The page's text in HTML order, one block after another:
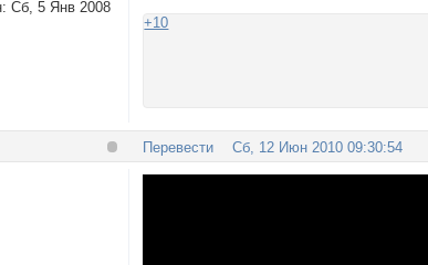
: Сб, 5 Янв 2008
+10
Перевести Сб, 12 Июн 2010 09:30:54